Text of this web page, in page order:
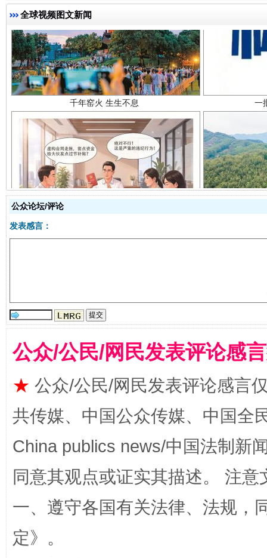
全球视频图文新闻
千年窑火 生生不息
揭开“小金库”的免责幌子
受贿1.44亿！段成刚被判无期 从幼
全民健身五年计划来了！等你上场
公众论坛/评论
发表感言：
公众/公民/网民发表评论感
★ 公众/公民/网民发表评论感言
共传媒、中国公众传媒、中国全
China publics news/中国法制新
同意其观点或证实其描述。 注
一、遵守各国有关法律、法规，
定》。